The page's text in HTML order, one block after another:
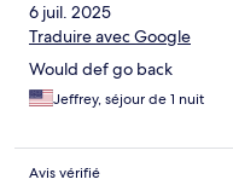
6 juil. 2025
Traduire avec Google
Would def go back
Jeffrey, séjour de 1 nuit
Avis vérifié